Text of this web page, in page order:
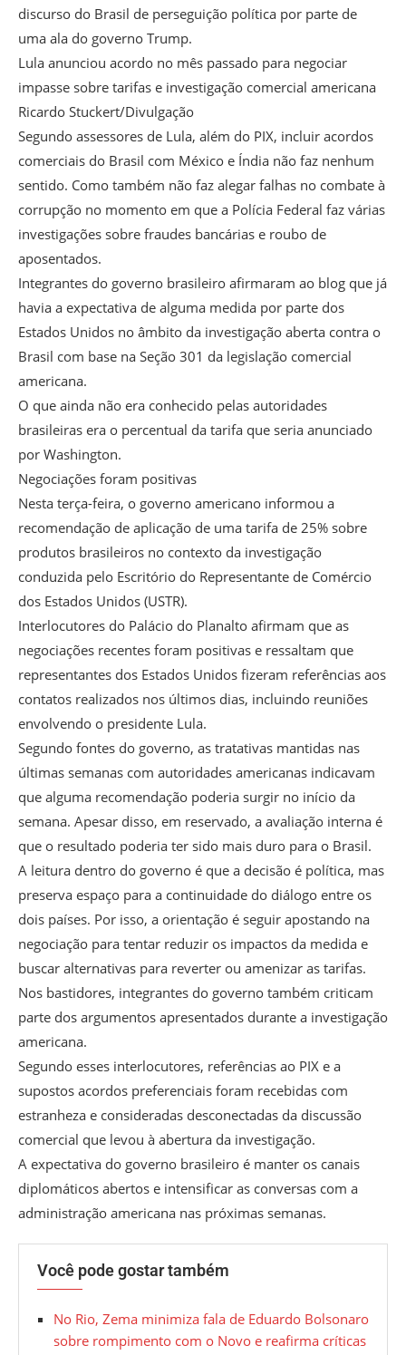
discurso do Brasil de perseguição política por parte de
uma ala do governo Trump.
Lula anunciou acordo no mês passado para negociar
impasse sobre tarifas e investigação comercial americana
Ricardo Stuckert/Divulgação
Segundo assessores de Lula, além do PIX, incluir acordos
comerciais do Brasil com México e Índia não faz nenhum
sentido. Como também não faz alegar falhas no combate à
corrupção no momento em que a Polícia Federal faz várias
investigações sobre fraudes bancárias e roubo de
aposentados.
Integrantes do governo brasileiro afirmaram ao blog que já
havia a expectativa de alguma medida por parte dos
Estados Unidos no âmbito da investigação aberta contra o
Brasil com base na Seção 301 da legislação comercial
americana.
O que ainda não era conhecido pelas autoridades
brasileiras era o percentual da tarifa que seria anunciado
por Washington.
Negociações foram positivas
Nesta terça-feira, o governo americano informou a
recomendação de aplicação de uma tarifa de 25% sobre
produtos brasileiros no contexto da investigação
conduzida pelo Escritório do Representante de Comércio
dos Estados Unidos (USTR).
Interlocutores do Palácio do Planalto afirmam que as
negociações recentes foram positivas e ressaltam que
representantes dos Estados Unidos fizeram referências aos
contatos realizados nos últimos dias, incluindo reuniões
envolvendo o presidente Lula.
Segundo fontes do governo, as tratativas mantidas nas
últimas semanas com autoridades americanas indicavam
que alguma recomendação poderia surgir no início da
semana. Apesar disso, em reservado, a avaliação interna é
que o resultado poderia ter sido mais duro para o Brasil.
A leitura dentro do governo é que a decisão é política, mas
preserva espaço para a continuidade do diálogo entre os
dois países. Por isso, a orientação é seguir apostando na
negociação para tentar reduzir os impactos da medida e
buscar alternativas para reverter ou amenizar as tarifas.
Nos bastidores, integrantes do governo também criticam
parte dos argumentos apresentados durante a investigação
americana.
Segundo esses interlocutores, referências ao PIX e a
supostos acordos preferenciais foram recebidas com
estranheza e consideradas desconectadas da discussão
comercial que levou à abertura da investigação.
A expectativa do governo brasileiro é manter os canais
diplomáticos abertos e intensificar as conversas com a
administração americana nas próximas semanas.
Você pode gostar também
No Rio, Zema minimiza fala de Eduardo Bolsonaro
sobre rompimento com o Novo e reafirma críticas